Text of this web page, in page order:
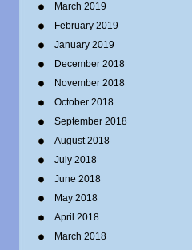
March 2019
February 2019
January 2019
December 2018
November 2018
October 2018
September 2018
August 2018
July 2018
June 2018
May 2018
April 2018
March 2018